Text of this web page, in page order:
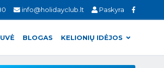
info@holidayclub.lt Paskyra
BLOGAS KELIONIŲ IDĖJOS